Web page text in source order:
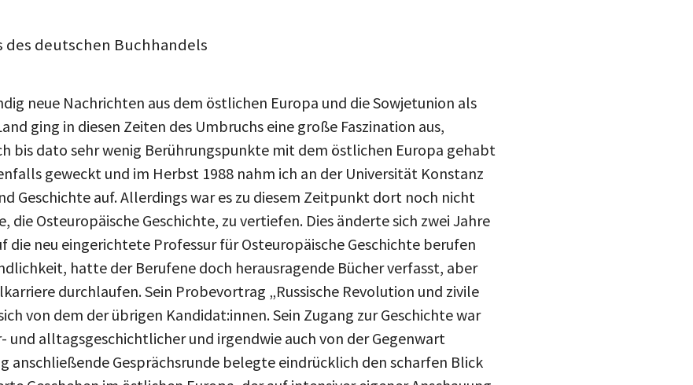
ging in diesen Zeiten des Umbruchs eine große Faszination aus,
bis dato sehr wenig Berührungspunkte mit dem östlichen Europa gehabt
geweckt und im Herbst 1988 nahm ich an der Universität Konstanz
Geschichte auf. Allerdings war es zu diesem Zeitpunkt dort noch nicht
die Osteuropäische Geschichte, zu vertiefen. Dies änderte sich zwei Jahre
die neu eingerichtete Professur für Osteuropäische Geschichte berufen
hatte der Berufene doch herausragende Bücher verfasst, aber
durchlaufen. Sein Probevortrag „Russische Revolution und zivile
von dem der übrigen Kandidat:innen. Sein Zugang zur Geschichte war
und alltagsgeschichtlicher und irgendwie auch von der Gegenwart
anschließende Gesprächsrunde belegte eindrücklich den scharfen Blick
Geschehen im östlichen Europa, der auf intensiver eigener Anschauung